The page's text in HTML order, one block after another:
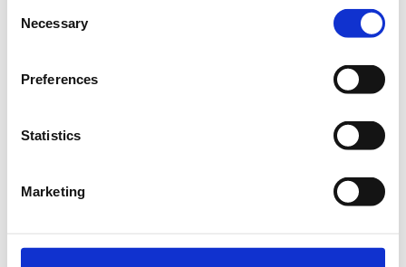
Selection
Necessary
Preferences
Statistics
Marketing
εκπρόσωποι του πολιτικού κόσμου, των επιχειρήσεων, της
πανεπιστημιακής κοινότητας και ειδικοί συμμετείχαν στα